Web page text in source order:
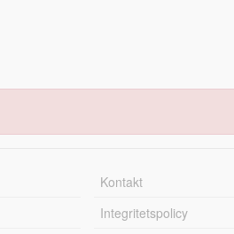
Kontakt
Integritetspolicy